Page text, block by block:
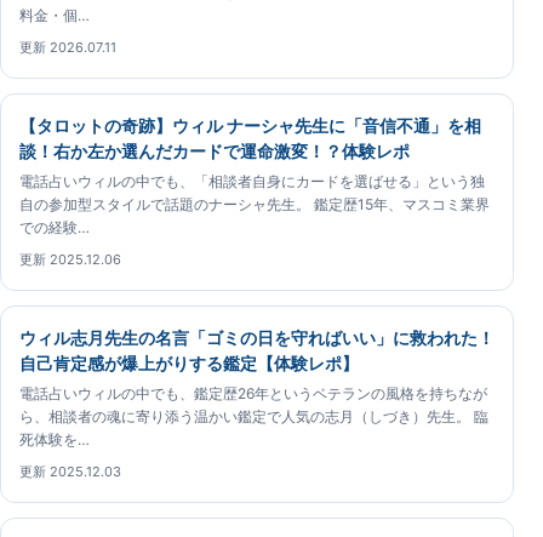
料金・個…
更新 2026.07.11
【タロットの奇跡】ウィル ナーシャ先生に「音信不通」を相
談！右か左か選んだカードで運命激変！？体験レポ
電話占いウィルの中でも、「相談者自身にカードを選ばせる」という独
自の参加型スタイルで話題のナーシャ先生。 鑑定歴15年、マスコミ業界
での経験…
更新 2025.12.06
ウィル志月先生の名言「ゴミの日を守ればいい」に救われた！
自己肯定感が爆上がりする鑑定【体験レポ】
電話占いウィルの中でも、鑑定歴26年というベテランの風格を持ちなが
ら、相談者の魂に寄り添う温かい鑑定で人気の志月（しづき）先生。 臨
死体験を…
更新 2025.12.03